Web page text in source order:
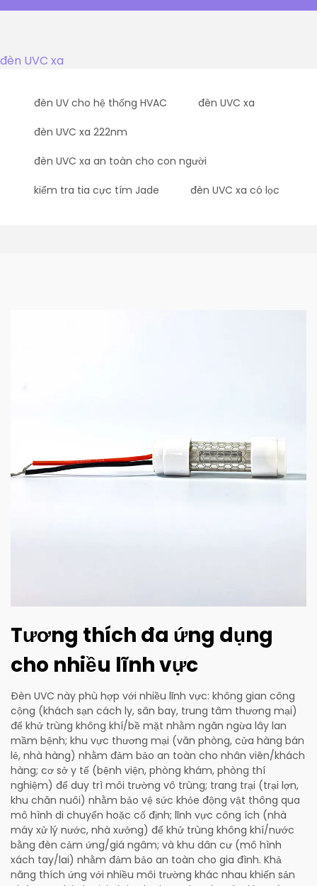
đèn UVC xa
đèn UV cho hệ thống HVAC đèn UVC xa
đèn UVC xa 222nm
đèn UVC xa an toàn cho con người
kiểm tra tia cực tím Jade đèn UVC xa có lọc
Tương thích đa ứng dụng
cho nhiều lĩnh vực
Đèn UVC này phù hợp với nhiều lĩnh vực: không gian công
cộng (khách sạn cách ly, sân bay, trung tâm thương mại)
để khử trùng không khí/bề mặt nhằm ngăn ngừa lây lan
mầm bệnh; khu vực thương mại (văn phòng, cửa hàng bán
lẻ, nhà hàng) nhằm đảm bảo an toàn cho nhân viên/khách
hàng; cơ sở y tế (bệnh viện, phòng khám, phòng thí
nghiệm) để duy trì môi trường vô trùng; trang trại (trại lợn,
khu chăn nuôi) nhằm bảo vệ sức khỏe động vật thông qua
mô hình di chuyển hoặc cố định; lĩnh vực công ích (nhà
máy xử lý nước, nhà xưởng) để khử trùng không khí/nước
bằng đèn cảm ứng/giá ngâm; và khu dân cư (mô hình
xách tay/lai) nhằm đảm bảo an toàn cho gia đình. Khả
năng thích ứng với nhiều môi trường khác nhau khiến sản